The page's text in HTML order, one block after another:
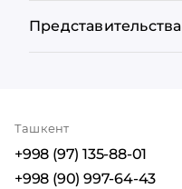
Представительства
Ташкент
+998 (97) 135-88-01
+998 (90) 997-64-43